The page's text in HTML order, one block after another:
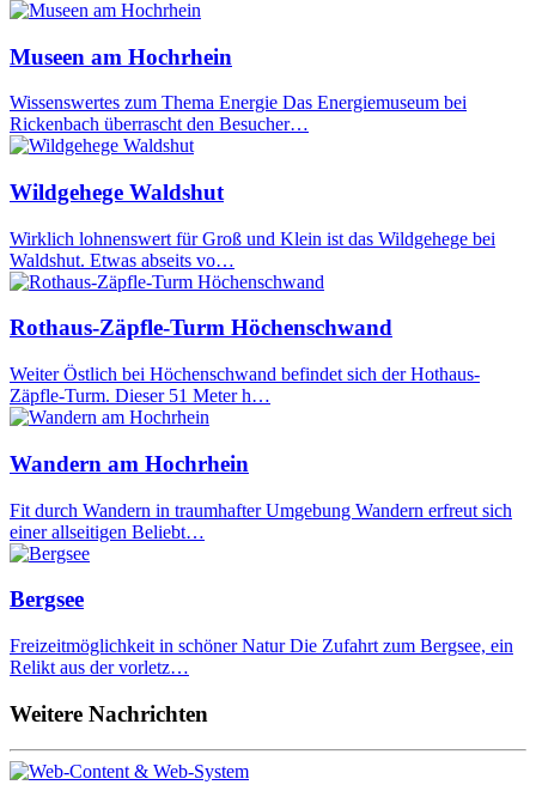
Museen am Hochrhein
Wissenswertes zum Thema Energie Das Energiemuseum bei
Rickenbach überrascht den Besucher…
Wildgehege Waldshut
Wirklich lohnenswert für Groß und Klein ist das Wildgehege bei
Waldshut. Etwas abseits vo…
Rothaus-Zäpfle-Turm Höchenschwand
Weiter Östlich bei Höchenschwand befindet sich der Hothaus-
Zäpfle-Turm. Dieser 51 Meter h…
Wandern am Hochrhein
Fit durch Wandern in traumhafter Umgebung Wandern erfreut sich
einer allseitigen Beliebt…
Bergsee
Freizeitmöglichkeit in schöner Natur Die Zufahrt zum Bergsee, ein
Relikt aus der vorletz…
Weitere Nachrichten